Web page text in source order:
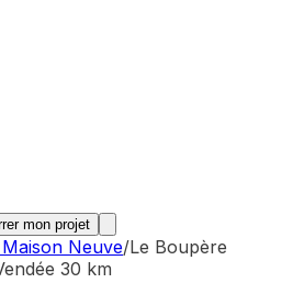
mon projet
Neuve/Le Boupère
30 km